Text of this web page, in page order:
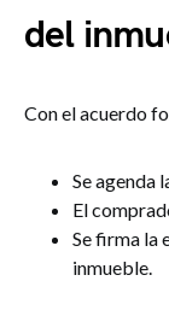
del
Con el acuerdo
Se agenda
El
Se firma la
inmueble.